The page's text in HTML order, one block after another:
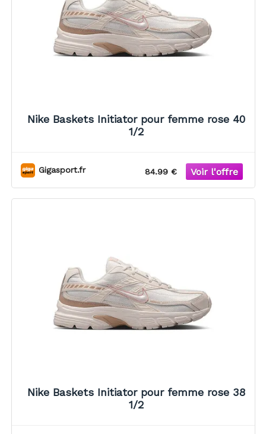
Nike Baskets Initiator pour femme rose 40
1/2
Gigasport.fr 84.99 €
Nike Baskets Initiator pour femme rose 38
1/2